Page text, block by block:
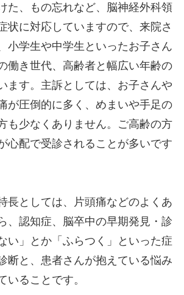
た、もの忘れなど、脳神経外科領
状に対応していますので、来院さ
小学生や中学生といったお子さん
働き世代、高齢者と幅広い年齢の
ます。主訴としては、お子さんや
が圧倒的に多く、めまいや手足の
も少なくありません。ご高齢の方
心配で受診されることが多いです
長としては、片頭痛などのよくあ
、認知症、脳卒中の早期発見・診
い」とか「ふらつく」といった症
断と、患者さんが抱えている悩み
いることです。